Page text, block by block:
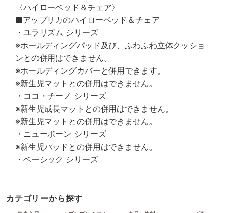
〈ハイローベッド＆チェア〉
■アップリカのハイローベッド＆チェア
・ユラリズム シリーズ
※ホールディングパッド及び、ふわふわ立体クッショ
ンとの併用はできません。
※ホールディングカバーと併用できます。
※新生児マットとの併用はできません。
・ココ・チーノ シリーズ
※新生児成長マットとの併用はできません。
※新生児マットとの併用はできません。
・ニューボーン シリーズ
※新生児パッドとの併用はできません。
・ベーシック シリーズ
カテゴリーから探す